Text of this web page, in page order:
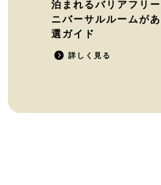
泊まれるバリアフリ
ニバーサルルームが
選ガイド
詳しく見る